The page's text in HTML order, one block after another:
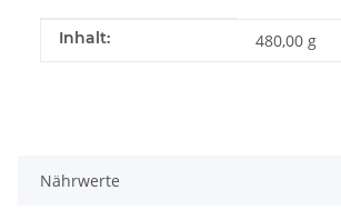
Produkteigenschaft
Wert
Inhalt: 480,00 g
Nährwerte